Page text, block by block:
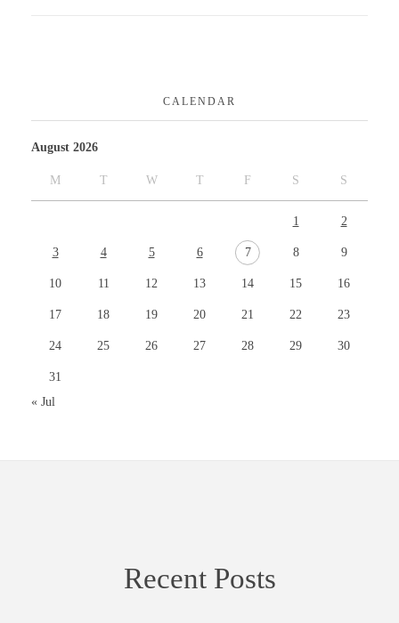
CALENDAR
August 2026
M T W T F S S
1 2
3 4 5 6 7 8 9
10 11 12 13 14 15 16
17 18 19 20 21 22 23
24 25 26 27 28 29 30
31
« Jul
Recent Posts